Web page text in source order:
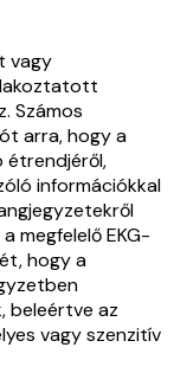
vagy
Számos
arra, hogy a
étrendjéről,
információkkal
megfelelő EKG-
hogy a
beleértve az
vagy szenzitív